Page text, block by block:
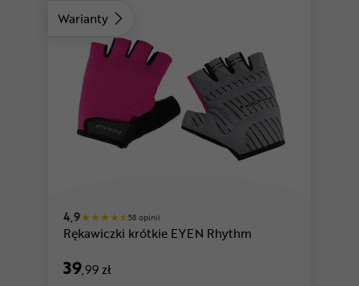
Warianty
4,9 58 opinii
Rękawiczki krótkie EYEN Rhythm
39,99 zł